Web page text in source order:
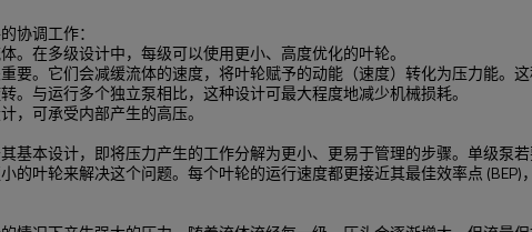
协调工作：
。在多级设计中，每级可以使用更小、高度优化的叶轮。
要。它们会减缓流体的速度，将叶轮赋予的动能（速度）转化为压力能。
。与运行多个独立泵相比，这种设计可最大程度地减少机械损耗。
，可承受内部产生的高压。
基本设计，即将压力产生的工作分解为更小、更易于管理的步骤。单级泵
的叶轮来解决这个问题。每个叶轮的运行速度都更接近其最佳效率点